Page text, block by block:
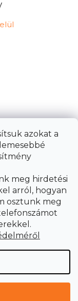
azokat a
meg hirdetési
arról, hogyan
osztunk meg